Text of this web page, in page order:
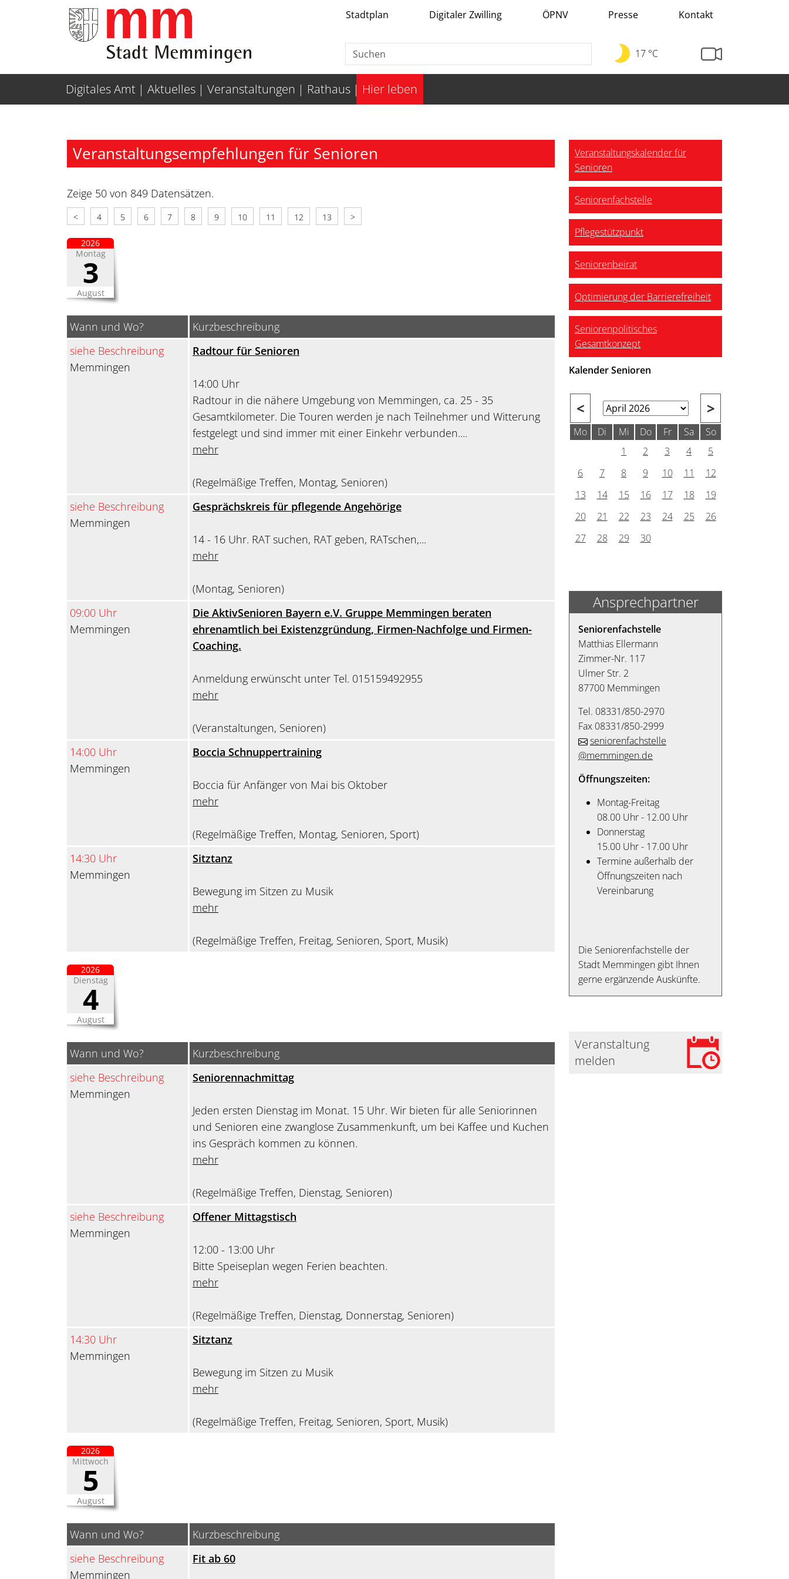
Weiter zur Navigation Weiter zum Inhalt Stadtplan Digitaler Zwilling ÖPNV Presse Kontakt
17 °C
Digitales Amt Aktuelles Veranstaltungen Rathaus Hier leben
Veranstaltungsempfehlungen für Senioren
Zeige 50 von 849 Datensätzen.
< 4 5 6 7 8 9 10 11 12 13 >
Montag
3
August
2026
Wann und Wo?
Kurzbeschreibung
siehe Beschreibung
Memmingen
Radtour für Senioren
14:00 Uhr
Radtour in die nähere Umgebung von Memmingen, ca. 25 - 35
Gesamtkilometer. Die Touren werden je nach Teilnehmer und Witterung
festgelegt und sind immer mit einer Einkehr verbunden....
mehr
(Regelmäßige Treffen, Montag, Senioren)
siehe Beschreibung
Memmingen
Gesprächskreis für pflegende Angehörige
14 - 16 Uhr. RAT suchen, RAT geben, RATschen,...
mehr
(Montag, Senioren)
09:00 Uhr
Memmingen
Die AktivSenioren Bayern e.V. Gruppe Memmingen beraten
ehrenamtlich bei Existenzgründung, Firmen-Nachfolge und Firmen-
Coaching.
Anmeldung erwünscht unter Tel. 015159492955
mehr
(Veranstaltungen, Senioren)
14:00 Uhr
Memmingen
Boccia Schnuppertraining
Boccia für Anfänger von Mai bis Oktober
mehr
(Regelmäßige Treffen, Montag, Senioren, Sport)
14:30 Uhr
Memmingen
Sitztanz
Bewegung im Sitzen zu Musik
mehr
(Regelmäßige Treffen, Freitag, Senioren, Sport, Musik)
Dienstag
4
August
2026
Wann und Wo?
Kurzbeschreibung
siehe Beschreibung
Memmingen
Seniorennachmittag
Jeden ersten Dienstag im Monat. 15 Uhr. Wir bieten für alle Seniorinnen
und Senioren eine zwanglose Zusammenkunft, um bei Kaffee und Kuchen
ins Gespräch kommen zu können.
mehr
(Regelmäßige Treffen, Dienstag, Senioren)
siehe Beschreibung
Memmingen
Offener Mittagstisch
12:00 - 13:00 Uhr
Bitte Speiseplan wegen Ferien beachten.
mehr
(Regelmäßige Treffen, Dienstag, Donnerstag, Senioren)
14:30 Uhr
Memmingen
Sitztanz
Bewegung im Sitzen zu Musik
mehr
(Regelmäßige Treffen, Freitag, Senioren, Sport, Musik)
Mittwoch
5
August
2026
Wann und Wo?
Kurzbeschreibung
siehe Beschreibung
Memmingen
Fit ab 60
Veranstaltungskalender für
Senioren
Seniorenfachstelle
Pflegestützpunkt
Seniorenbeirat
Optimierung der Barrierefreiheit
Seniorenpolitisches
Gesamtkonzept
Kalender Senioren
< >
Mo Di Mi Do Fr Sa
So
1
2 3 4
5
6
7 8 9 10 11
12
13
14 15 16 17 18
19
20
21 22 23 24 25
26
27
28 29 30
Ansprechpartner
Seniorenfachstelle
Matthias Ellermann
Zimmer-Nr. 117
Ulmer Str. 2
87700 Memmingen
Tel. 08331/850-2970
Fax 08331/850-2999
seniorenfachstelle
@memmingen.de
Öffnungszeiten:
Montag-Freitag
08.00 Uhr - 12.00 Uhr
Donnerstag
15.00 Uhr - 17.00 Uhr
Termine außerhalb der
Öffnungszeiten nach
Vereinbarung
Die Seniorenfachstelle der
Stadt Memmingen gibt Ihnen
gerne ergänzende Auskünfte.
Veranstaltung
melden